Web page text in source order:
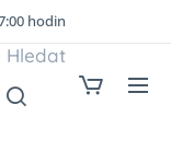
hodin
Hledat